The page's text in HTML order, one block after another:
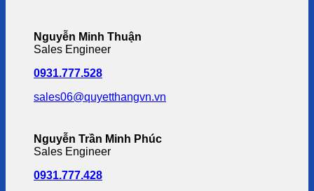
Nguyễn Minh Thuận
Sales Engineer
0931.777.528
sales06@quyetthangvn.vn
Nguyễn Trần Minh Phúc
Sales Engineer
0931.777.428